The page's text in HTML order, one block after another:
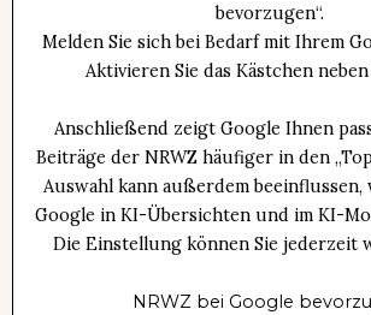
bevorzugen“.
Melden Sie sich bei Bedarf mit Ihrem
Aktivieren Sie das Kästchen neben
Anschließend zeigt Google Ihnen
Beiträge der NRWZ häufiger in den
Auswahl kann außerdem beeinflussen,
Google in KI-Übersichten und im KI-
Die Einstellung können Sie jederzeit
NRWZ bei Google